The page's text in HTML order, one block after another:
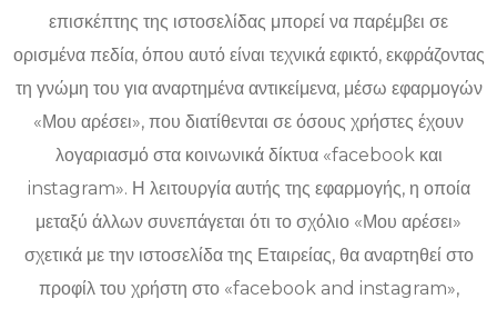
επισκέπτης της ιστοσελίδας μπορεί να παρέμβει σε
ορισμένα πεδία, όπου αυτό είναι τεχνικά εφικτό, εκφράζοντας
τη γνώμη του για αναρτημένα αντικείμενα, μέσω εφαρμογών
«Μου αρέσει», που διατίθενται σε όσους χρήστες έχουν
λογαριασμό στα κοινωνικά δίκτυα «facebook και
instagram». Η λειτουργία αυτής της εφαρμογής, η οποία
μεταξύ άλλων συνεπάγεται ότι το σχόλιο «Μου αρέσει»
σχετικά με την ιστοσελίδα της Εταιρείας, θα αναρτηθεί στο
προφίλ του χρήστη στο «facebook and instagram»,